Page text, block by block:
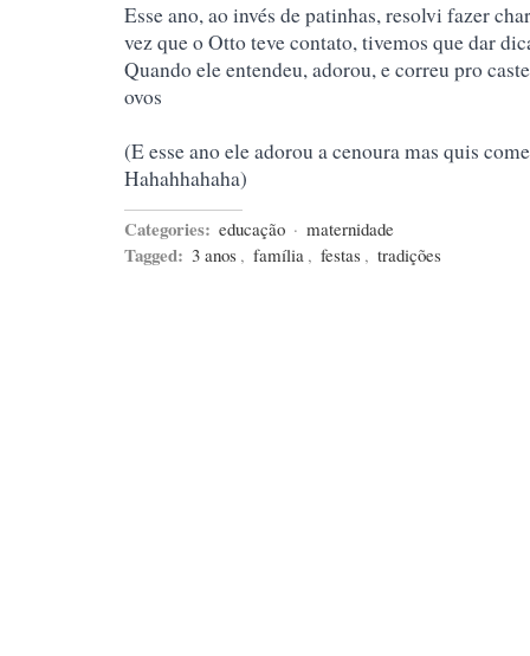
Esse ano, ao invés de patinhas, resolvi fazer
vez que o Otto teve contato, tivemos que dar
Quando ele entendeu, adorou, e correu pro
ovos
(E esse ano ele adorou a cenoura mas quis
Hahahhahaha)
Categories: educação · maternidade
Tagged: 3 anos , família , festas , tradições